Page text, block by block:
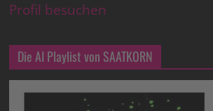
Profil besuchen
Die AI Playlist von SAATKORN